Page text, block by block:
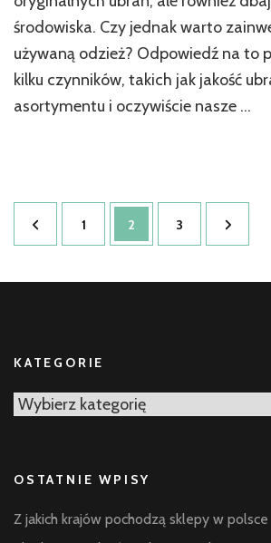
środowiska. Czy jednak warto
używaną odzież? Odpowiedź na to
kilku czynników, takich jak jakość
asortymentu i oczywiście nasze …
Stronicowanie
wpisów
Strona
1 Strona
2 Strona
3
KATEGORIE
Kategorie
OSTATNIE WPISY
Z jakich krajów pochodzą sklepy w polsce